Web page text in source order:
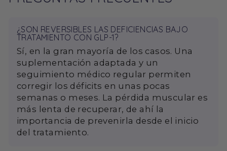
¿SON REVERSIBLES LAS DEFICIENCIAS BAJO
TRATAMIENTO CON GLP-1?
Sí, en la gran mayoría de los casos. Una
suplementación adaptada y un
seguimiento médico regular permiten
corregir los déficits en unas pocas
semanas o meses. La pérdida muscular es
más lenta de recuperar, de ahí la
importancia de prevenirla desde el inicio
del tratamiento.